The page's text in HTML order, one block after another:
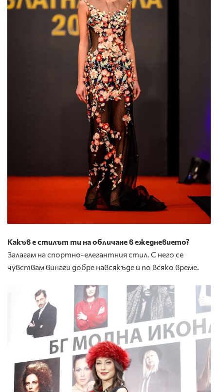
Какъв е стилът ти на обличане в ежедневието?
Залагам на спортно-елегантния стил. С него се
чувствам винаги добре навсякъде и по всяко време.